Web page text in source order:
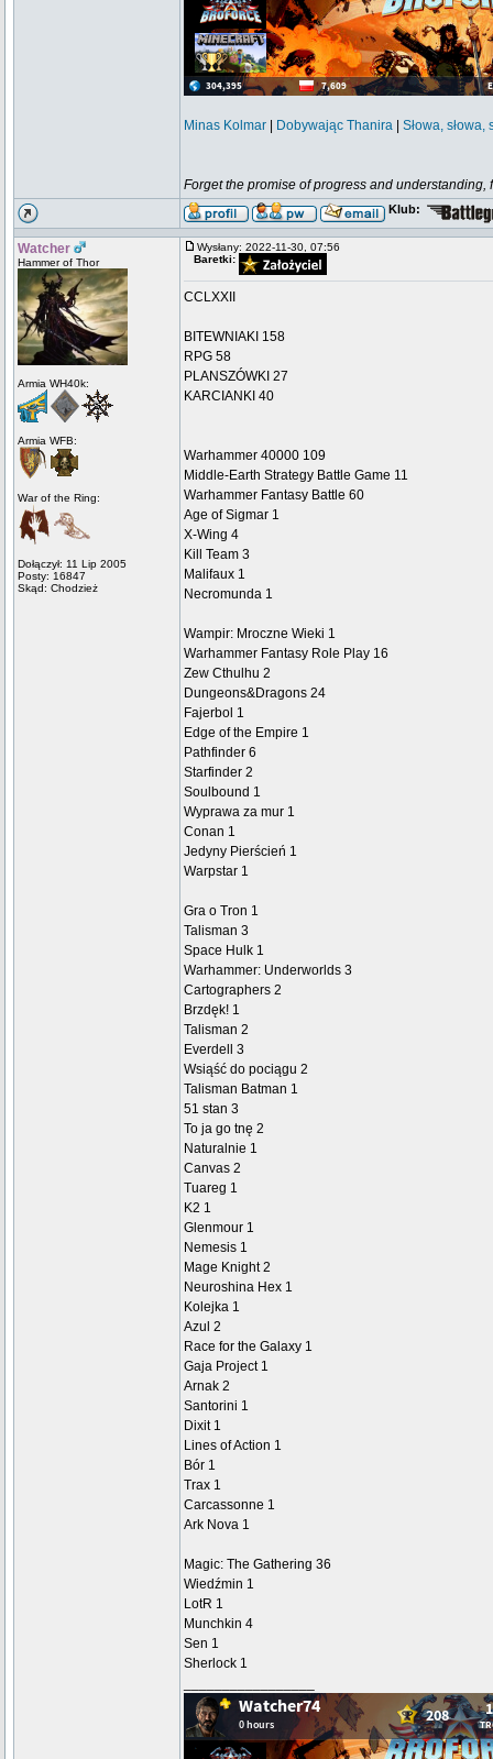
Minas Kolmar Dobywając Thanira Słowa, słowa,
Forget the promise of progress and
Klub:
Watcher
Hammer of Thor
Armia WH40k:
Armia WFB:
War of the Ring:
Dołączył: 11 Lip 2005
Posty: 16847
Skąd: Chodzież
Wysłany: 2022-11-30, 07:56
Baretki:
CCLXXII
BITEWNIAKI 158
RPG 58
PLANSZÓWKI 27
KARCIANKI 40
Warhammer 40000 109
Middle-Earth Strategy Battle Game 11
Warhammer Fantasy Battle 60
Age of Sigmar 1
X-Wing 4
Kill Team 3
Malifaux 1
Necromunda 1
Wampir: Mroczne Wieki 1
Warhammer Fantasy Role Play 16
Zew Cthulhu 2
Dungeons&Dragons 24
Fajerbol 1
Edge of the Empire 1
Pathfinder 6
Starfinder 2
Soulbound 1
Wyprawa za mur 1
Conan 1
Jedyny Pierścień 1
Warpstar 1
Gra o Tron 1
Talisman 3
Space Hulk 1
Warhammer: Underworlds 3
Cartographers 2
Brzdęk! 1
Talisman 2
Everdell 3
Wsiąść do pociągu 2
Talisman Batman 1
51 stan 3
To ja go tnę 2
Naturalnie 1
Canvas 2
Tuareg 1
K2 1
Glenmour 1
Nemesis 1
Mage Knight 2
Neuroshina Hex 1
Kolejka 1
Azul 2
Race for the Galaxy 1
Gaja Project 1
Arnak 2
Santorini 1
Dixit 1
Lines of Action 1
Bór 1
Trax 1
Carcassonne 1
Ark Nova 1
Magic: The Gathering 36
Wiedźmin 1
LotR 1
Munchkin 4
Sen 1
Sherlock 1